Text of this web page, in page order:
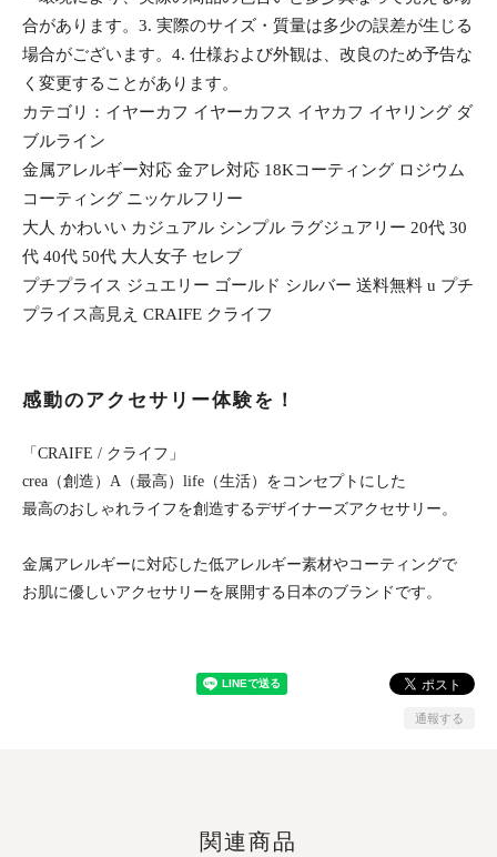
合があります。3. 実際のサイズ・質量は多少の誤差が生じる
場合がございます。4. 仕様および外観は、改良のため予告な
く変更することがあります。
カテゴリ：イヤーカフ イヤーカフス イヤカフ イヤリング ダ
ブルライン
金属アレルギー対応 金アレ対応 18Kコーティング ロジウム
コーティング ニッケルフリー
大人 かわいい カジュアル シンプル ラグジュアリー 20代 30
代 40代 50代 大人女子 セレブ
プチプライス ジュエリー ゴールド シルバー 送料無料 u プチ
プライス高見え CRAIFE クライフ
感動のアクセサリー体験を！
「CRAIFE / クライフ」
crea（創造）A（最高）life（生活）をコンセプトにした
最高のおしゃれライフを創造するデザイナーズアクセサリー。
金属アレルギーに対応した低アレルギー素材やコーティングで
お肌に優しいアクセサリーを展開する日本のブランドです。
通報する
関連商品